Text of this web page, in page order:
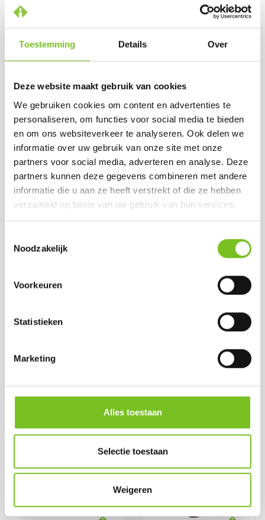
Toestemming Details Over
Deze website maakt gebruik van cookies
We gebruiken cookies om content en advertenties te
personaliseren, om functies voor social media te bieden
en om ons websiteverkeer te analyseren. Ook delen we
informatie over uw gebruik van onze site met onze
partners voor social media, adverteren en analyse. Deze
partners kunnen deze gegevens combineren met andere
informatie die u aan ze heeft verstrekt of die ze hebben
verzameld op basis van uw gebruik van hun services.
Noodzakelijk
Voorkeuren
Statistieken
Marketing
Alles toestaan
Selectie toestaan
Weigeren
Avondmaaltijden waarbij u warmte en
intimiteit wilt toevoegen
Zo kunt u eenvoudig de tafels in uw horecazaak
neerzetten die gasten aantrekt en langer laat
Conclusie: theelichten zijn
onmisbaar in elk seizoen
Theelichten zijn kleine sfeermakers met een groot
effect. Ze bieden niet alleen lange brandduur en
gebruiksgemak, maar voegen ook direct stijl en
gezelligheid toe aan uw tafels. Vooral in het
tussen een gewone lunch of borrel en een
Met theelichten kunt u uw horecazaak eenvoudig
voorbereiden op het lente- en zomerseizoen, zowel
binnen als op het terras. Ze zijn praktisch, veelzijdig
en essentieel voor iedere horecazaak die sfeer en
Terug naar overzicht